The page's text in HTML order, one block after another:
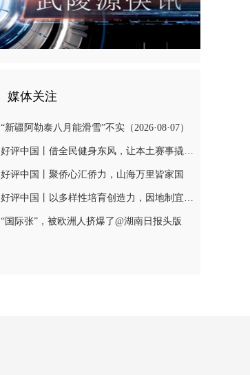
媒体关注
“新疆阿勒泰八月能滑雪”不实（2026·08·07）
好评中国丨借全民健身东风，让本土赛事撬动消费新增长
好评中国丨聚侨心汇侨力，山海万里皆家国
好评中国丨以多样性培育创造力，因地制宜发展新质生产力
“国际张”，被欧洲人挤爆了@湖南日报头版